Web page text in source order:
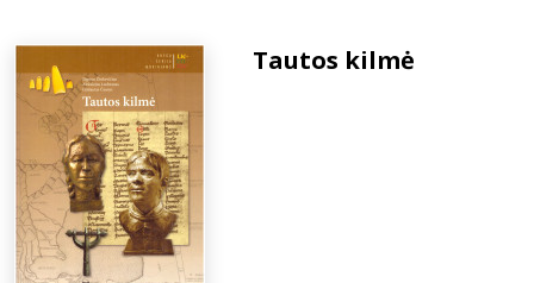
D.U.K. Tautos kilmė